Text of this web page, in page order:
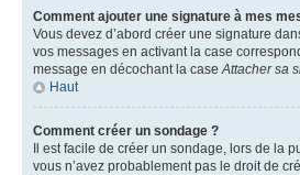
Comment ajouter une signature à mes
Vous devez d’abord créer une signature
vos messages en activant la case
message en décochant la caseAttacher sa
Haut
Comment créer un sondage ?
Il est facile de créer un sondage, lors de la
vous n’avez probablement pas le droit de